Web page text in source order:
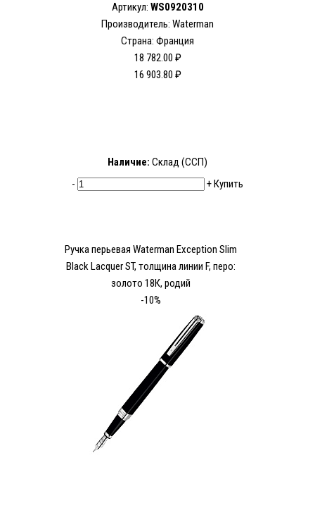
Артикул: WS0920310
Производитель: Waterman
Страна: Франция
18 782.00 ₽
16 903.80 ₽
Наличие: Склад (ССП)
-
+Купить
Ручка перьевая Waterman Exception Slim
Black Lacquer ST, толщина линии F, перо:
золото 18К, родий
-10%